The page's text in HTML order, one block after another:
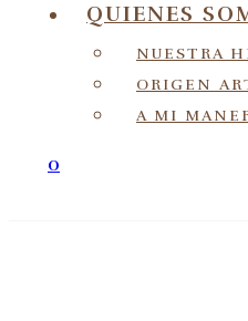
QUIENES
NUESTRA
ORIGEN
A MI
0